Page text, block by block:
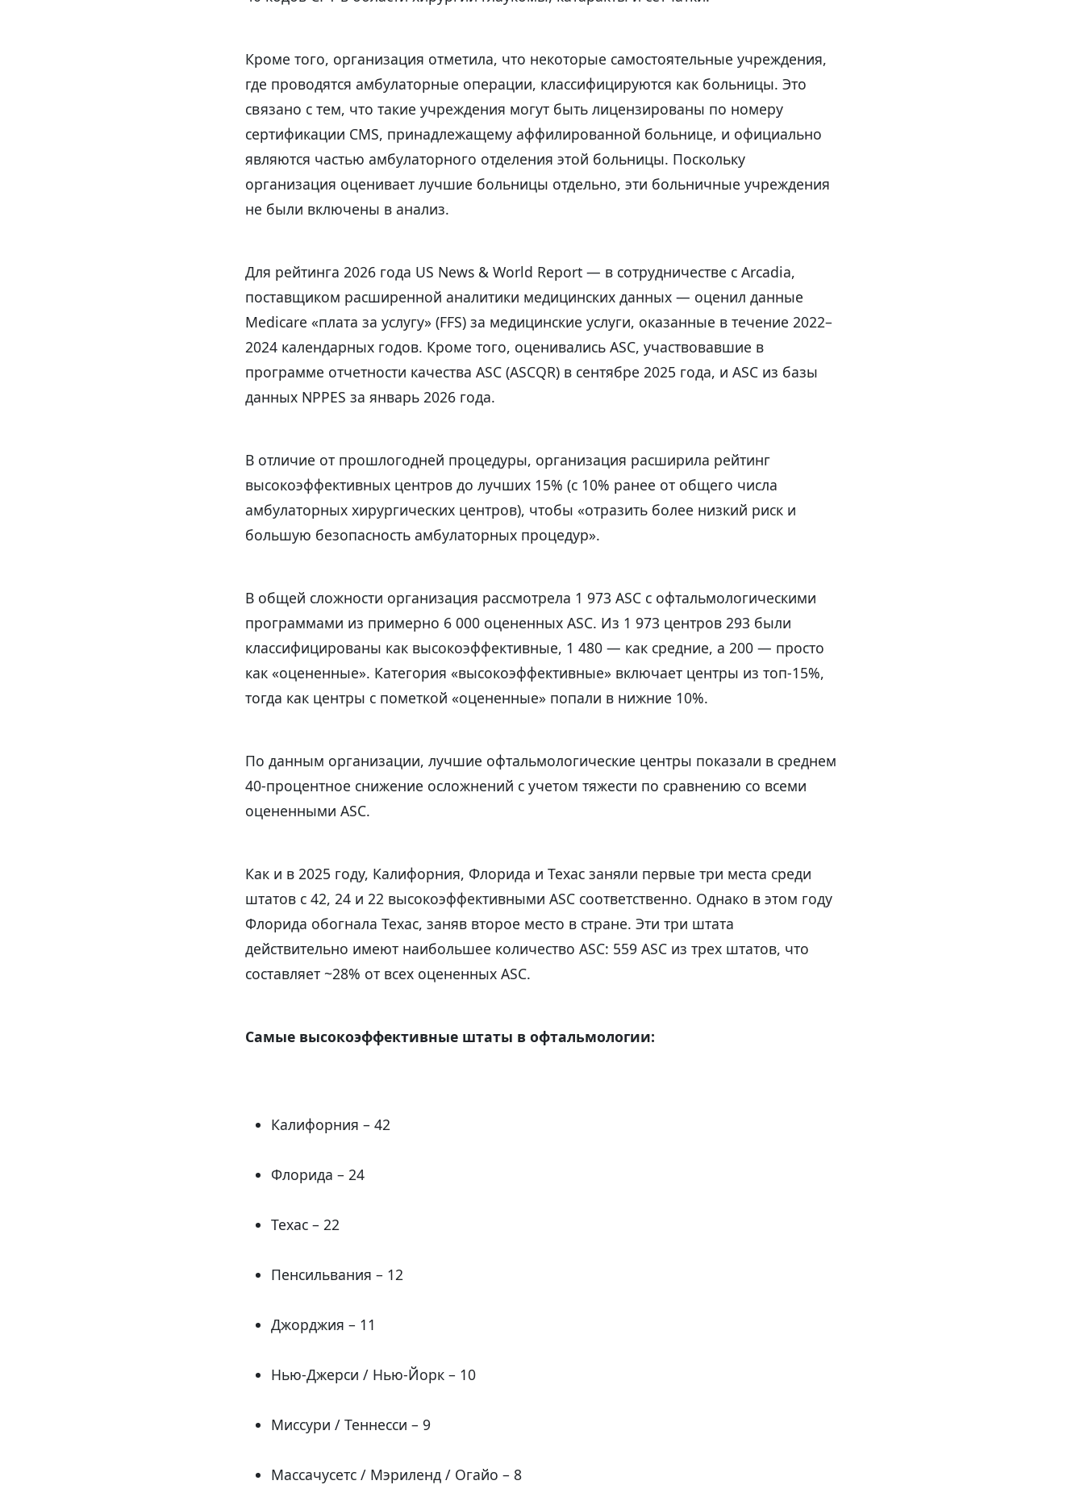
Кроме того, организация отметила, что некоторые самостоятельные учреждения,
где проводятся амбулаторные операции, классифицируются как больницы. Это
связано с тем, что такие учреждения могут быть лицензированы по номеру
сертификации CMS, принадлежащему аффилированной больнице, и официально
являются частью амбулаторного отделения этой больницы. Поскольку
организация оценивает лучшие больницы отдельно, эти больничные учреждения
не были включены в анализ.
Для рейтинга 2026 года US News & World Report — в сотрудничестве с Arcadia,
поставщиком расширенной аналитики медицинских данных — оценил данные
Medicare «плата за услугу» (FFS) за медицинские услуги, оказанные в течение 2022–
2024 календарных годов. Кроме того, оценивались ASC, участвовавшие в
программе отчетности качества ASC (ASCQR) в сентябре 2025 года, и ASC из базы
данных NPPES за январь 2026 года.
В отличие от прошлогодней процедуры, организация расширила рейтинг
высокоэффективных центров до лучших 15% (с 10% ранее от общего числа
амбулаторных хирургических центров), чтобы «отразить более низкий риск и
большую безопасность амбулаторных процедур».
В общей сложности организация рассмотрела 1 973 ASC с офтальмологическими
программами из примерно 6 000 оцененных ASC. Из 1 973 центров 293 были
классифицированы как высокоэффективные, 1 480 — как средние, а 200 — просто
как «оцененные». Категория «высокоэффективные» включает центры из топ-15%,
тогда как центры с пометкой «оцененные» попали в нижние 10%.
По данным организации, лучшие офтальмологические центры показали в среднем
40-процентное снижение осложнений с учетом тяжести по сравнению со всеми
оцененными ASC.
Как и в 2025 году, Калифорния, Флорида и Техас заняли первые три места среди
штатов с 42, 24 и 22 высокоэффективными ASC соответственно. Однако в этом году
Флорида обогнала Техас, заняв второе место в стране. Эти три штата
действительно имеют наибольшее количество ASC: 559 ASC из трех штатов, что
составляет ~28% от всех оцененных ASC.
Самые высокоэффективные штаты в офтальмологии:
Калифорния – 42
Флорида – 24
Техас – 22
Пенсильвания – 12
Джорджия – 11
Нью-Джерси / Нью-Йорк – 10
Миссури / Теннесси – 9
Массачусетс / Мэриленд / Огайо – 8